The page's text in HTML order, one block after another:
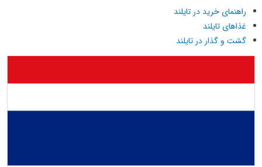
راهنمای خرید در تایلند
غذاهای تایلند
گشت و گذار در تایلند